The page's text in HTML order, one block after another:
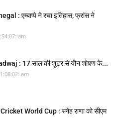
: एम्बाप्पे ने रचा इतिहास, फ्रांस ने
am
: 17 साल की शूटर से यौन शोषण के...
am
World Cup : स्नेह राणा को सीएम